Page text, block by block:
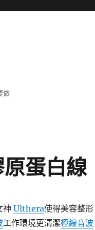
做
蛋白線
神 Ulthera使得美容整形
工作環境更清潔極線音波